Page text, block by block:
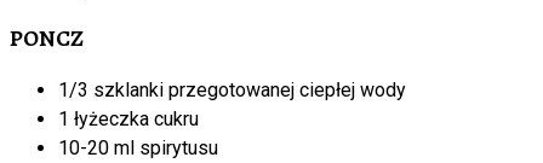
PONCZ
1/3 szklanki przegotowanej ciepłej wody
1 łyżeczka cukru
10-20 ml spirytusu